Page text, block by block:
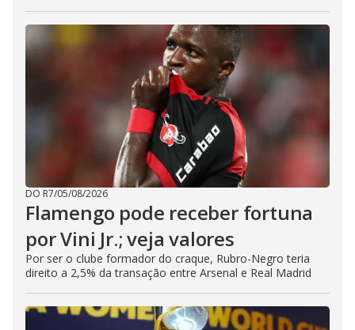
DO R7/05/08/2026
Flamengo pode receber fortuna
por Vini Jr.; veja valores
Por ser o clube formador do craque, Rubro-Negro teria
direito a 2,5% da transação entre Arsenal e Real Madrid